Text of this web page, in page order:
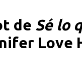
de Sé lo
Love